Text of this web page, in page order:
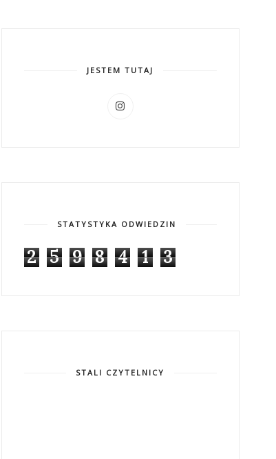
JESTEM TUTAJ
STATYSTYKA ODWIEDZIN
2 5 9 8 4 1 3
STALI CZYTELNICY